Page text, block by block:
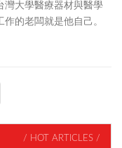
灣大學醫療器材與醫學
的老闆就是他自己。
已募集到約一千萬元
術開發討論。
/ HOT ARTICLES /